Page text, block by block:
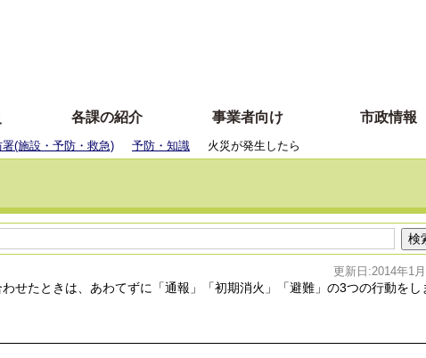
各課の紹介 事業者向け 市政情報
署(施設・予防・救急) 予防・知識 火災が発生したら
更新日:2014年1
せたときは、あわてずに「通報」「初期消火」「避難」の3つの行動をし